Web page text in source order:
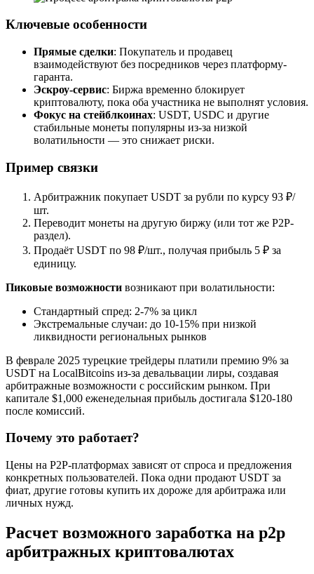
Ключевые особенности
Прямые сделки: Покупатель и продавец
взаимодействуют без посредников через платформу-
гаранта.
Эскроу-сервис: Биржа временно блокирует
криптовалюту, пока оба участника не выполнят условия.
Фокус на стейблкоинах: USDT, USDC и другие
стабильные монеты популярны из-за низкой
волатильности — это снижает риски.
Пример связки
Арбитражник покупает USDT за рубли по курсу 93 ₽/
шт.
Переводит монеты на другую биржу (или тот же P2P-
раздел).
Продаёт USDT по 98 ₽/шт., получая прибыль 5 ₽ за
единицу.
Пиковые возможности возникают при волатильности:
Стандартный спред: 2-7% за цикл
Экстремальные случаи: до 10-15% при низкой
ликвидности региональных рынков
В феврале 2025 турецкие трейдеры платили премию 9% за
USDT на LocalBitcoins из-за девальвации лиры, создавая
арбитражные возможности с российским рынком. При
капитале $1,000 еженедельная прибыль достигала $120-180
после комиссий.
Почему это работает?
Цены на P2P-платформах зависят от спроса и предложения
конкретных пользователей. Пока одни продают USDT за
фиат, другие готовы купить их дороже для арбитража или
личных нужд.
Расчет возможного заработка на p2p
арбитражных криптовалютах